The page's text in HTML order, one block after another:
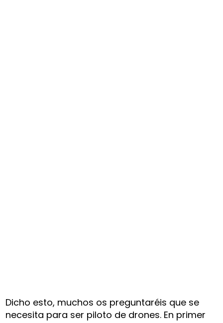
Dicho esto, muchos os preguntaréis que se
necesita para ser piloto de drones. En primer